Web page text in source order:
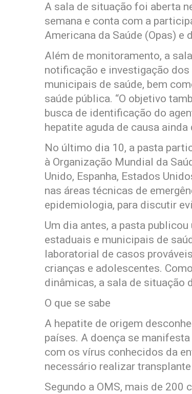
A sala de situação foi aberta
semana e conta com a
Americana da Saúde (Opas)
Além de monitoramento, a
notificação e investigação
municipais de saúde, bem
saúde pública. “O objetivo
busca de identificação do
hepatite aguda de causa
No último dia 10, a pasta
à Organização Mundial da
Unido, Espanha, Estados
nas áreas técnicas de
epidemiologia, para discutir
Um dia antes, a pasta
estaduais e municipais de
laboratorial de casos
crianças e adolescentes.
dinâmicas, a sala de situação
O que se sabe
A hepatite de origem
países. A doença se
com os vírus conhecidos da
necessário realizar
Segundo a OMS, mais de